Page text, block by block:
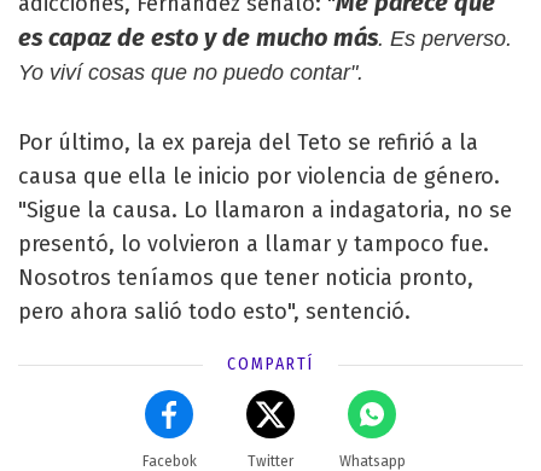
es capaz de esto y de mucho más. Es perverso.
Yo viví cosas que no puedo contar".
Por último, la ex pareja del Teto se refirió a la
causa que ella le inicio por violencia de género.
"Sigue la causa. Lo llamaron a indagatoria, no se
presentó, lo volvieron a llamar y tampoco fue.
Nosotros teníamos que tener noticia pronto,
pero ahora salió todo esto", sentenció.
COMPARTÍ
Facebok Twitter Whatsapp